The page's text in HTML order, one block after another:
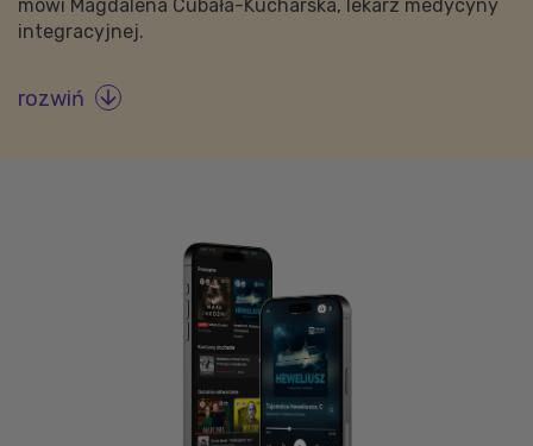
mówi Magdalena Cubała-Kucharska, lekarz medycyny
integracyjnej.
rozwiń 